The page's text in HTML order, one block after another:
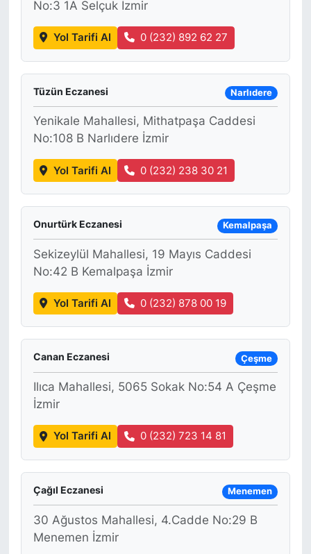
No:3 1A Selçuk İzmir
Yol Tarifi Al 0 (232) 892 62 27
Tüzün Eczanesi Narlıdere
Yenikale Mahallesi, Mithatpaşa Caddesi
No:108 B Narlıdere İzmir
Yol Tarifi Al 0 (232) 238 30 21
Onurtürk Eczanesi Kemalpaşa
Sekizeylül Mahallesi, 19 Mayıs Caddesi
No:42 B Kemalpaşa İzmir
Yol Tarifi Al 0 (232) 878 00 19
Canan Eczanesi Çeşme
Ilıca Mahallesi, 5065 Sokak No:54 A Çeşme
İzmir
Yol Tarifi Al 0 (232) 723 14 81
Çağıl Eczanesi Menemen
30 Ağustos Mahallesi, 4.Cadde No:29 B
Menemen İzmir